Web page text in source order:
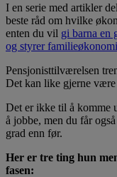
I en serie med artikler
beste råd om hvilke
enten du vil gi barna en
og styrer
Pensjonisttilværelsen
Det kan like gjerne
Det er ikke til å komme
å jobbe, men du får
grad enn før.
Her er tre ting hun
fasen: